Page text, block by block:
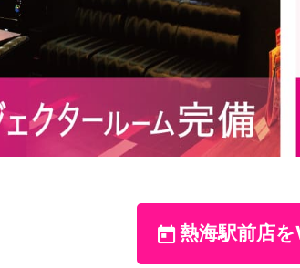
熱海駅前店を